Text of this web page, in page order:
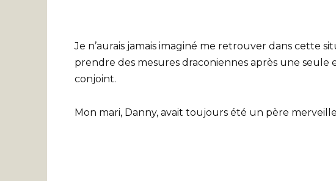
Je n’aurais jamais imaginé me retrouver dans cette
prendre des mesures draconiennes après une
conjoint.
Mon mari, Danny, avait toujours été un père